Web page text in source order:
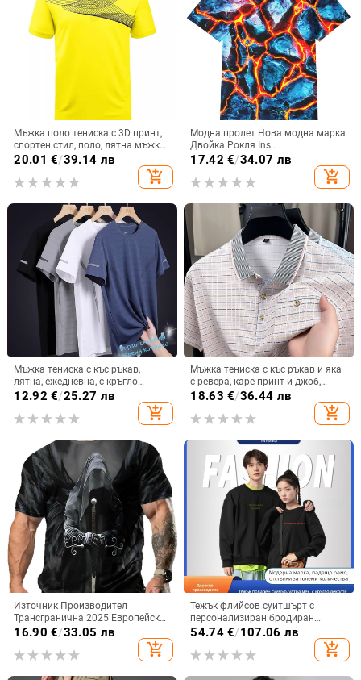
Мъжка поло тениска с 3D принт,
спортен стил, поло, лятна мъжка
ежедневна, ежедневна, модна
20.01 €/39.14 лв
add_shopping_cart
Модна пролет Нова модна марка
Двойка Рокля Ins
Персонализирана мъжка и
Термотрансферна тениска за
17.42 €/34.07 лв
add_shopping_cart
Мъжка тениска с къс ръкав,
лятна, ежедневна, с кръгло
деколте, бързосъхнеща, Ice Silk,
широка, плюс размер, младежка
риза с долнище, мъжко облекло
12.92 €/25.27 лв
add_shopping_cart
Мъжка тениска с къс ръкав и яка
с ревера, каре принт и джоб,
дишаща полиестерова смес.
18.63 €/36.44 лв
add_shopping_cart
Източник Производител
Трансгранична 2025 Европейска
и американска нова 3D
бързосъхнеща тениска
16.90 €/33.05 лв
add_shopping_cart
Тежък флийсов суитшърт с
персонализиран бродиран
логотип, кръгло деколте, дълги
ръкави, свободен силует, джоб с
триизмерна апликация
54.74€/107.06 лв
add_shopping_cart